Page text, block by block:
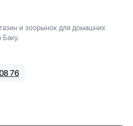
и зоорынок для домашних
76